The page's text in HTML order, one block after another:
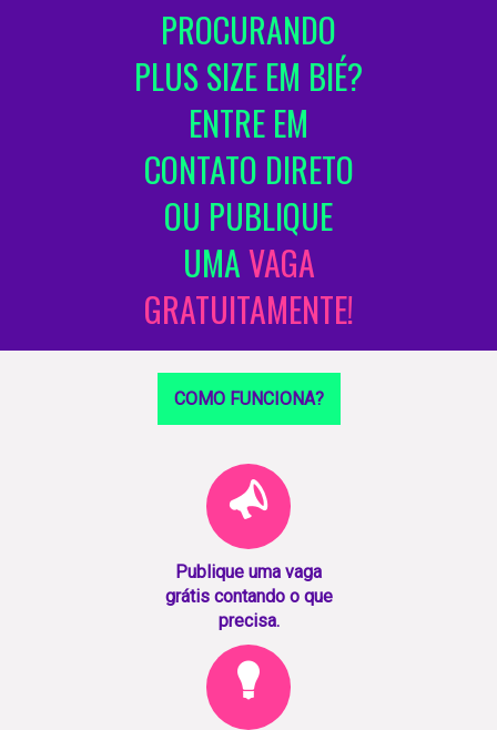
PROCURANDO
PLUS SIZE EM BIÉ?
ENTRE EM
CONTATO DIRETO
OU PUBLIQUE
UMAVAGA
GRATUITAMENTE!
COMO FUNCIONA?
Publique uma vaga
grátis contando o que
precisa.